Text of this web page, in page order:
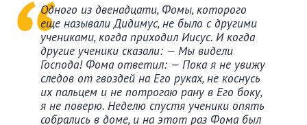
ПРИСОЕДИНИТЬСЯ
ЗАНЯТИЯ |ГРУППЫ|СЛУЖЕНИЯ
ПОСЛУШАТЬ
ЗАПИСИ БОГОСЛУЖЕНИЙ
Одного из двенадцати, Фомы, которого
еще называли Дидимус, не было с другими
учениками, когда приходил Иисус. И когда
другие ученики сказали: — Мы видели
Господа! Фома ответил: — Пока я не увижу
следов от гвоздей на Его руках, не коснусь
их пальцем и не потрогаю рану в Его боку,
я не поверю. Неделю спустя ученики опять
собрались в доме, и на этот раз Фома был